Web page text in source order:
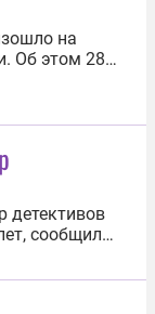
на
Об этом 28
были
времени
детективов
сообщило
23